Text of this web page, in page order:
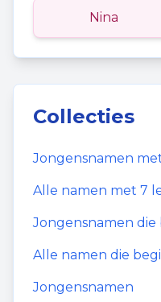
Nina
Collecties
Jongensnamen
Alle namen met 7
Jongensnamen die
Alle namen die
Jongensnamen